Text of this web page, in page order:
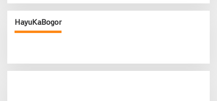
HayuKaBogor